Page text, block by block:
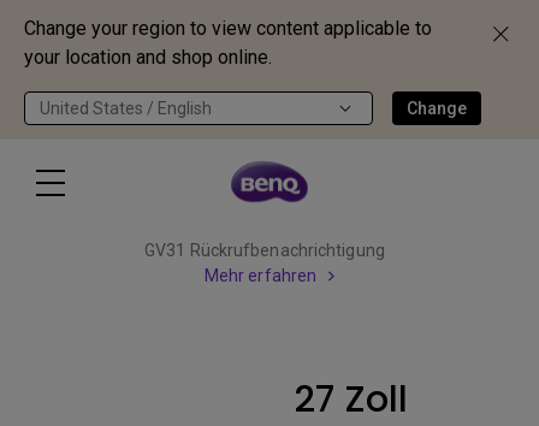
Change your region to view content applicable to
your location and shop online.
United States / English Change
GV31 Rückrufbenachrichtigung
Mehr erfahren
27 Zoll